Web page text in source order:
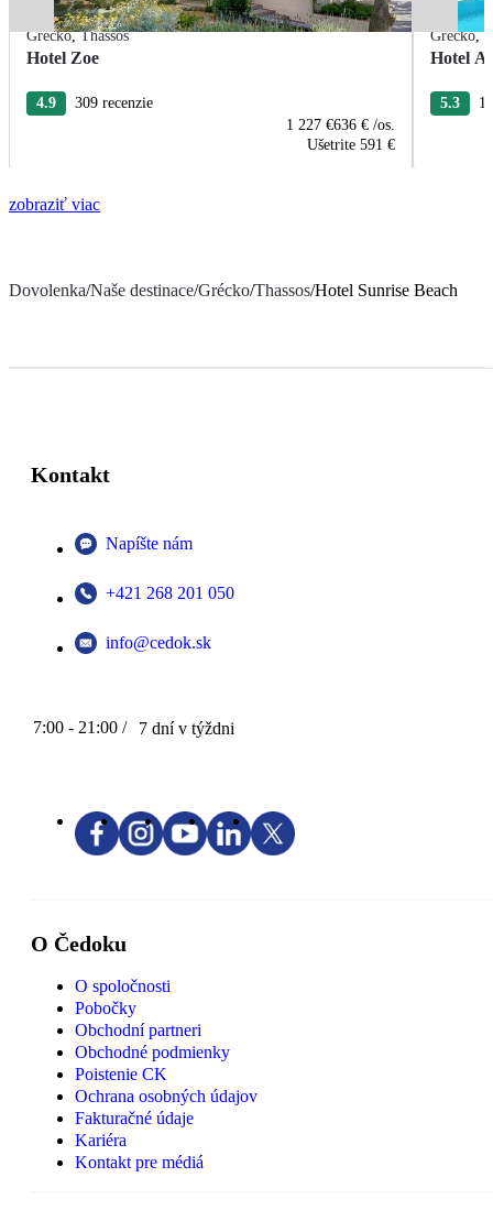
Grécko,Thassos
Hotel Zoe
4.9
309 recenzie
1 227 €636 € /os.
Ušetrite 591 €
Grécko,
Hotel
5.3
zobraziť viac
Dovolenka/Naše destinace/Grécko/Thassos/Hotel Sunrise Beach
Kontakt
Napíšte nám
+421 268 201 050
info@cedok.sk
7:00 - 21:00 / 7 dní v týždni
O Čedoku
O spoločnosti
Pobočky
Obchodní partneri
Obchodné podmienky
Poistenie CK
Ochrana osobných údajov
Fakturačné údaje
Kariéra
Kontakt pre médiá